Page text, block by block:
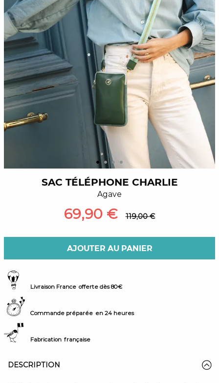
SAC TÉLÉPHONE CHARLIE
Agave
69,90 € 119,00 €
AJOUTER AU PANIER
Livraison France offerte dès 80€
Commande préparée en 24 heures
Fabrication française
DESCRIPTION